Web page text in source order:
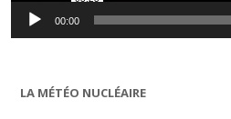
00:00
LA MÉTÉO NUCLÉAIRE